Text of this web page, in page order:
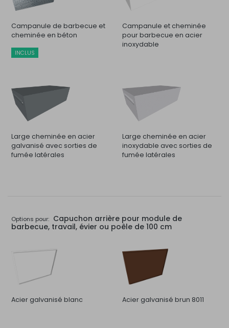
Campanule de barbecue et
cheminée en béton
INCLUS
Campanule et cheminée
pour barbecue en acier
inoxydable
Large cheminée en acier
galvanisé avec sorties de
fumée latérales
Large cheminée en acier
inoxydable avec sorties de
fumée latérales
Options pour: Capuchon arrière pour module de
barbecue, travail, évier ou poêle de 100 cm
Acier galvanisé blanc Acier galvanisé brun 8011